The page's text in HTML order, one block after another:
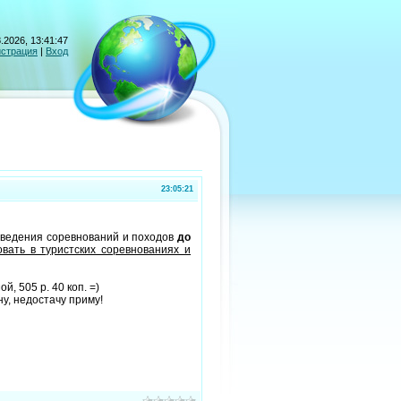
13:41:47
| Вход
23:05:21
соревнований и походов до
в туристских соревнованиях и
505 р. 40 коп. =)
недостачу приму!